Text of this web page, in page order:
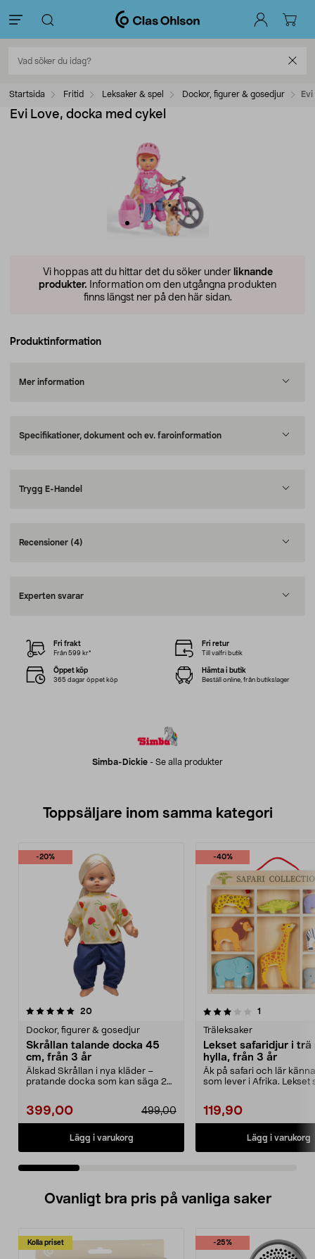
Startsida Fritid Leksaker & spel Dockor, figurer & gosedjur
Evi Love, docka med cykel
Vi hoppas att du hittar det du söker under liknande
produkter. Information om den utgångna produkten
finns längst ner på den här sidan.
Produktinformation
Mer information
Specifikationer, dokument och ev. faroinformation
Trygg E-Handel
Recensioner (4)
Experten svarar
Simba-Dickie - Se alla produkter
Fri frakt
Från 599 kr*
Fri retur
Till valfri butik
Öppet köp
365 dagar öppet köp
Hämta i butik
Beställ online, från butikslager
Toppsäljare inom samma kategori
-20%
20recensioner
Dockor, figurer & gosedjur
Skrållan talande docka 45
cm, från 3 år
Älskad Skrållan i nya kläder –
pratande docka som kan säga 24
399,00 499,00
Lägg i varukorg
-40%
3.0 av 5 stjärnor 1
Träleksaker
Lekset safaridjur i trä
hylla, från 3 år
Åk på safari och lär
som lever i Afrika. Lekset
119,90
Lägg i varukorg
5.0 av 5 stjärnor
Ovanligt bra pris på vanliga saker
Kolla priset -25%